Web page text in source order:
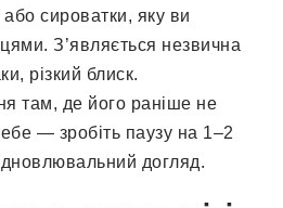
сироватки, яку ви
З’являється незвична
різкий блиск.
там, де його раніше не
— зробіть паузу на 1–2
догляд.